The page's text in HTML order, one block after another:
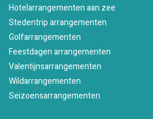
Hotelarrangementen aan zee
Stedentrip arrangementen
Golfarrangementen
Feestdagen arrangementen
Valentijnsarrangementen
Wildarrangementen
Seizoensarrangementen